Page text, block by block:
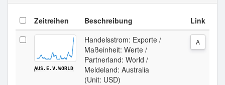
Zeitreihen Beschreibung Link
AUS.E.V.WORLD
Handelsstrom: Exporte /
Maßeinheit: Werte /
Partnerland: World /
Meldeland: Australia
(Unit: USD)
A